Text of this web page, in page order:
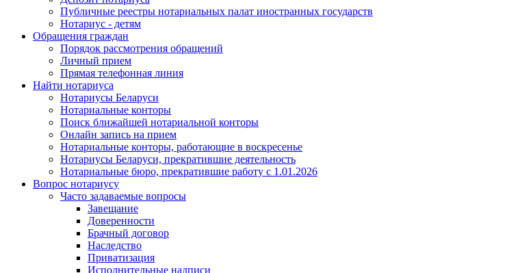
Публичные реестры нотариальных палат иностранных государств
Нотариус - детям
Обращения граждан
Порядок рассмотрения обращений
Личный прием
Прямая телефонная линия
Найти нотариуса
Нотариусы Беларуси
Нотариальные конторы
Поиск ближайшей нотариальной конторы
Онлайн запись на прием
Нотариальные конторы, работающие в воскресенье
Нотариусы Беларуси, прекратившие деятельность
Нотариальные бюро, прекратившие работу с 1.01.2026
Вопрос нотариусу
Часто задаваемые вопросы
Завещание
Доверенности
Брачный договор
Наследство
Приватизация
Исполнительные надписи